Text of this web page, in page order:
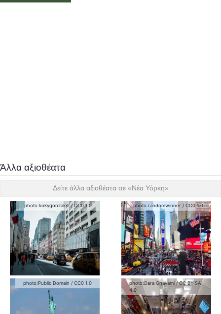
Άλλα αξιοθέατα
Δείτε άλλα αξιοθέατα σε «Νέα Υόρκη»
photo:kokygonzalez /CC0 1.0 photo:randomwinner / CC0 1.0
photo:Public Domain / CC0 1.0 photo:Dara Ghavami /CC BY-SA
4.0